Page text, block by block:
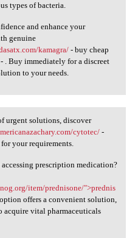
types of bacteria.
and enhance your
genuine
kamagra/- buy cheap
. Buy immediately for a discreet
to your needs.
of urgent
urgent solutions, discover
cytotec/-
your requirements.
prescription medication?
item/prednisone/">prednis
offers a convenient solution,
acquire vital pharmaceuticals